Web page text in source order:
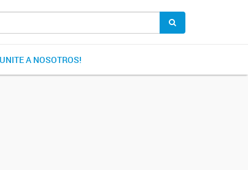
A NOSOTROS!